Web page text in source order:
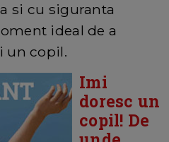
si cu siguranta
ideal de a
un copil.
Imi
doresc un
copil! De